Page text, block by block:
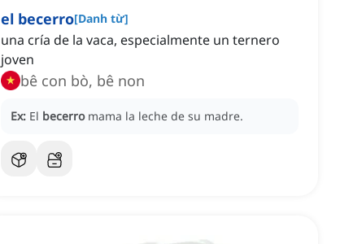
el becerro[Danh từ]
una cría de la vaca, especialmente un ternero
joven
bê con bò, bê non
Ex: El becerro mama la leche de su madre.